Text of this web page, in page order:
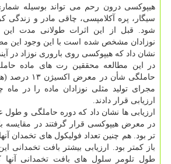
هیپوكسی درون رحم می تواند بوسیله
سیگار، پره آكلامپسی، چاقی مادر و زندگی
شود. قبل از این اثرات طولانی مدت
نوزادان مشخص شده است با این وجود این
نشان داد كه هیپوكسی روی باروری نوزاد در
حاملگی شأن در
مجرای تولید مثلی نوزادان ماده را در
ارزیابی قرار دادند.
ارزیابی ها نشان داد كه دوره حاملگی و طول
در معرض هیپوكسی قرار گرفتند در مقایسه
تر بود. هم چنین تعداد فولیكول های تخمدان
باز كمتر بود. ارزیابی بیشتر بافت تخمدانی
طول تلومر سلول های بافت تخمدانی آنها